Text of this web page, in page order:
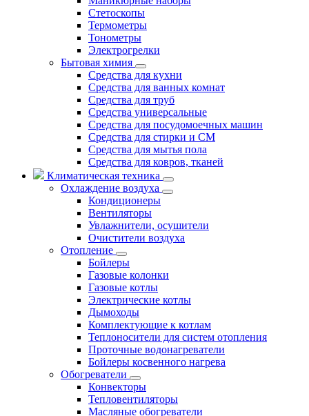
Стетоскопы
Термометры
Тонометры
Электрогрелки
Бытовая химия
Средства для кухни
Средства для ванных комнат
Средства для труб
Средства универсальные
Средства для посудомоечных машин
Средства для стирки и СМ
Средства для мытья пола
Средства для ковров, тканей
Климатическая техника
Охлаждение воздуха
Кондиционеры
Вентиляторы
Увлажнители, осушители
Очистители воздуха
Отопление
Бойлеры
Газовые колонки
Газовые котлы
Электрические котлы
Дымоходы
Комплектующие к котлам
Теплоносители для систем отопления
Проточные водонагреватели
Бойлеры косвенного нагрева
Обогреватели
Конвекторы
Тепловентиляторы
Масляные обогреватели